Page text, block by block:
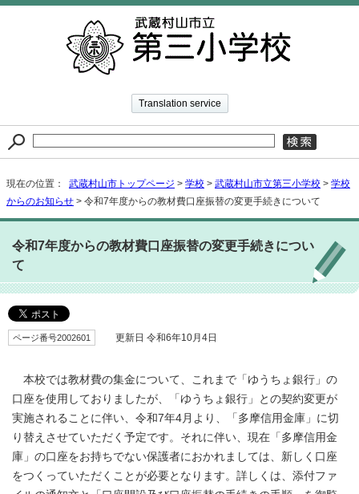
Translation service
現在の位置： 武蔵村山市トップページ > 学校 > 武蔵村山市立第三小学校 > 学校
からのお知らせ > 令和7年度からの教材費口座振替の変更手続きについて
令和7年度からの教材費口座振替の変更手続きについ
て
ページ番号2002601 更新日 令和6年10月4日
本校では教材費の集金について、これまで「ゆうちょ銀行」の
口座を使用しておりましたが、「ゆうちょ銀行」との契約変更が
実施されることに伴い、令和7年4月より、「多摩信用金庫」に切
り替えさせていただく予定です。それに伴い、現在「多摩信用金
庫」の口座をお持ちでない保護者におかれましては、新しく口座
をつくっていただくことが必要となります。詳しくは、添付ファ